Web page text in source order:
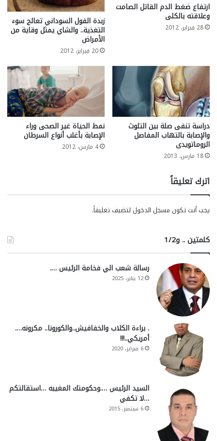
ارتفاع ضغط الدم القاتل الصامت
وعلاقته بالكلى
28 فبراير، 2012
زبدة الفول السوداني تعالج سوء
التغذية.. والشاي يمثل وقاية من
الأمراض
20 فبراير، 2012
دراسة تنفى صلة بين التلوث
والإصابة بالتهاب المفاصل
الروماتويدى
18 مارس، 2013
نمط الحياة غير الصحى وراء
الإصابة بأغلب أنواع السرطان
4 مارس، 2012
اترك تعليقاً
يجب أنت تكون مسجل الدخول لتضيف تعليقاً.
كلمتين .. و1/2
رسالة شعب الي فخامة الرئيس ….
12 يناير، 2025
. براءة الكلاب والخفافيش..والكورونا.. مكرونه….
أمريكي..!!!
6 فبراير، 2020
السيد الرئيس ….وحكومتك المغيبه …استقالتكم
…لا تكفي
6 سبتمبر، 2015